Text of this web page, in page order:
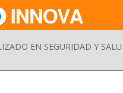
EN SEGURIDAD Y